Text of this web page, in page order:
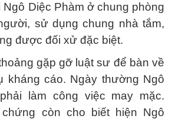
Ngô Diệc Phàm ở chung phòng
sử dụng chung nhà tắm,
được đối xử đặc biệt.
gặp gỡ luật sư để bàn về
kháng cáo. Ngày thường Ngô
làm công việc may mặc.
còn cho biết hiện Ngô